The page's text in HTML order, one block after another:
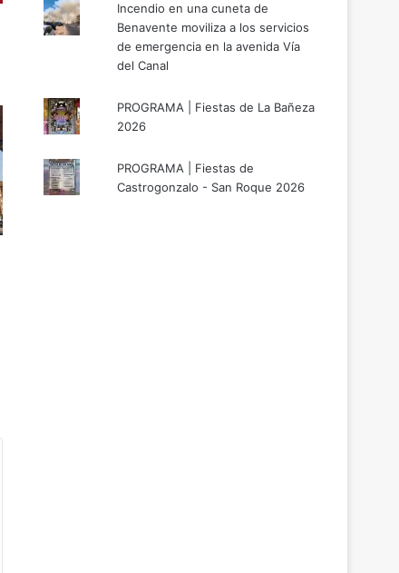
Incendio en una cuneta de
Benavente moviliza a los servicios
de emergencia en la avenida Vía
del Canal
PROGRAMA | Fiestas de La Bañeza
2026
PROGRAMA | Fiestas de
Castrogonzalo - San Roque 2026